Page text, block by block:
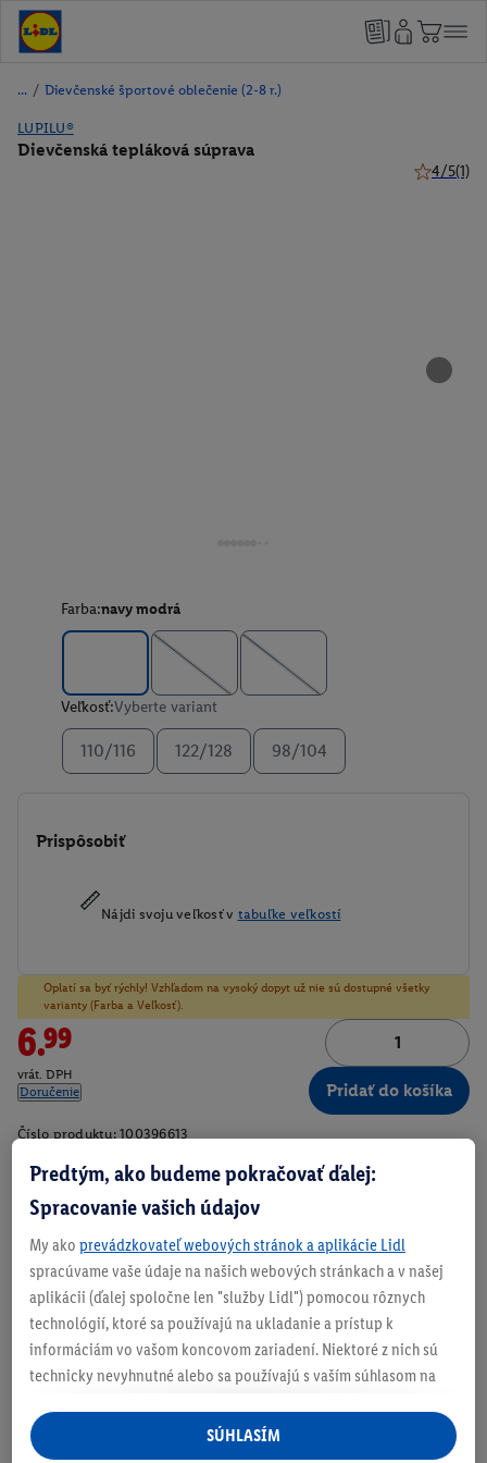
/ Dievčenské športové oblečenie (2-8 r.)
LUPILU®
Dievčenská tepláková súprava
4/5(1)
Farba:navy modrá
Veľkosť:Vyberte variant
110/116 122/128 98/104
Prispôsobiť
Nájdi svoju veľkosť v tabuľke veľkostí
Oplatí sa byť rýchly! Vzhľadom na vysoký dopyt už nie sú dostupné všetky
varianty (Farba a Veľkosť).
6.99
vrát. DPH
Doručenie
Pridať do košíka
Číslo produktu: 100396613
O produkte
S mäkkou vnútornou stranou
Nohavice s elastickým pásom a šnúrkou na zaviazanie
Predtým, ako budeme pokračovať ďalej:
Spracovanie vašich údajov
My ako prevádzkovateľ webových stránok a aplikácie Lidl
spracúvame vaše údaje na našich webových stránkach a v našej
aplikácii (ďalej spoločne len "služby Lidl") pomocou rôznych
technológií, ktoré sa používajú na ukladanie a prístup k
informáciám vo vašom koncovom zariadení. Niektoré z nich sú
technicky nevyhnutné alebo sa používajú s vaším súhlasom na
personalizovanú reklamu v rámci služieb Lidl aj mimo nich. Ak
ste účastníkom programu Lidl Plus, na tieto účely sa spracúvajú
SÚHLASÍM